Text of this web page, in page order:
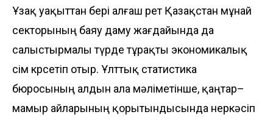
Ұзақ уақыттан бері алғаш рет Қазақстан мұнай
секторының баяу даму жағдайында да
салыстырмалы түрде тұрақты экономикалық
өсім көрсетіп отыр. Ұлттық статистика
бюросының алдын ала мәліметінше, қаңтар–
мамыр айларының қорытындысында өнеркәсіп